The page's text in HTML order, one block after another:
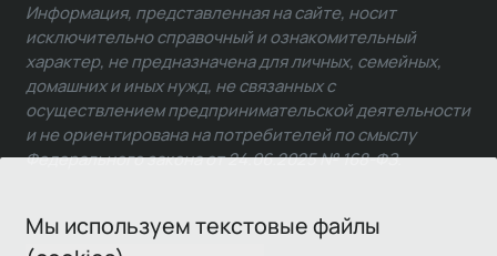
Мы используем текстовые файлы
Информация, представленная на сайте, носит
исключительно справочный и ознакомительный
характер, не предназначена для личных, семейных,
домашних и иных нужд, не связанных с
осуществлением предпринимательской деятельности
и не ориентирована на потребителей по смыслу
Федерального закона от 24.06.2025 № 168-ФЗ.